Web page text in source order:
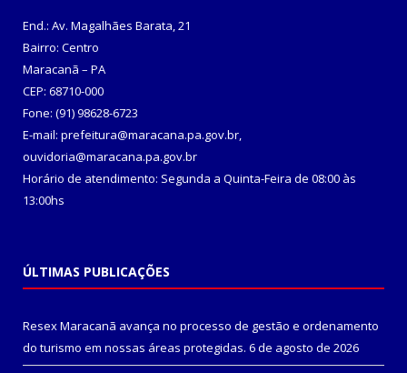
End.: Av. Magalhães Barata, 21
Bairro: Centro
Maracanã – PA
CEP: 68710-000
Fone: (91) 98628-6723
E-mail: prefeitura@maracana.pa.gov.br,
ouvidoria@maracana.pa.gov.br
Horário de atendimento: Segunda a Quinta-Feira de 08:00 às
13:00hs
ÚLTIMAS PUBLICAÇÕES
Resex Maracanã avança no processo de gestão e ordenamento
do turismo em nossas áreas protegidas. 6 de agosto de 2026